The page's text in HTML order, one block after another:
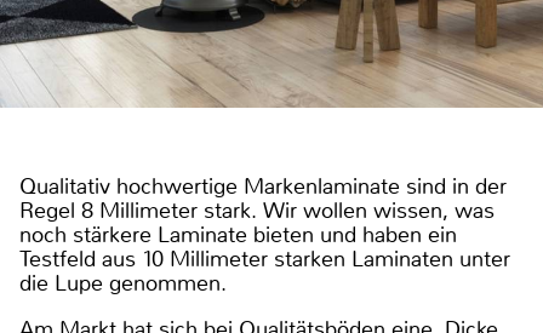
Qualitativ hochwertige Markenlaminate sind in der
Regel 8 Millimeter stark. Wir wollen wissen, was
noch stärkere Laminate bieten und haben ein
Testfeld aus 10 Millimeter starken Laminaten unter
die Lupe genommen.